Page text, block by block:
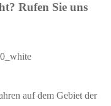
Rufen Sie uns
auf dem Gebiet der